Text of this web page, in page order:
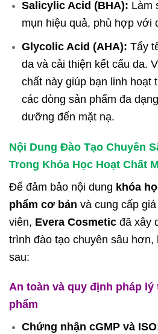
Salicylic Acid (BHA): Làm
mụn hiệu quả, phù hợp với
Glycolic Acid (AHA): Tẩy
da và cải thiện kết cấu da.
chất này giúp bạn linh hoạt
các dòng sản phẩm đa
dưỡng đến mặt nạ.
Nội Dung Đào Tạo Chuyên
Trong Khóa Học Hoạt Chất
Để đảm bảo nội dung khóa
phẩm cơ bản và cung cấp
viên, Evera Cosmetic đã xây
trình đào tạo chuyên sâu hơn,
sau:
An toàn và quy định pháp
phẩm
Chứng nhận cGMP và